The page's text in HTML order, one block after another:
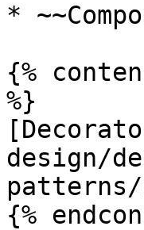
*
{%
%}
design/
patterns/
{%